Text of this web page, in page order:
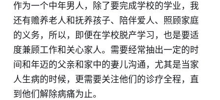
作为一个中年男人，除了要完成学校的学业，我
还有赡养老人和抚养孩子、陪伴爱人、照顾家庭
的义务，所以，即便在学校脱产学习，也是要适
度兼顾工作和关心家人。需要经常抽出一定的时
间和年迈的父亲和家中的妻儿沟通，尤其是当家
人生病的时候，更需要关注他们的诊疗全程，直
到他们解除病痛为止。